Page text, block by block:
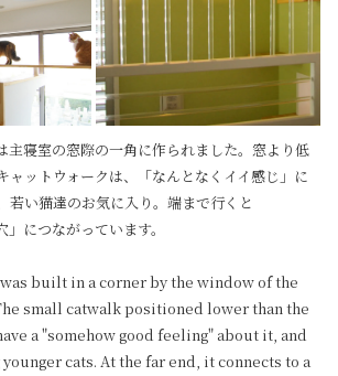
寝室の窓際の一角に作られました。窓より低
ャットウォークは、「なんとなくイイ感じ」に
若い猫達のお気に入り。端まで行くと
につながっています。
built in a corner by the window of the
small catwalk positioned lower than the
a "somehow good feeling" about it, and
cats. At the far end, it connects to a